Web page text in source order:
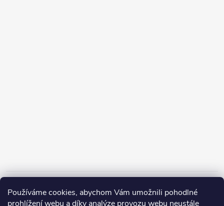
Používáme cookies, abychom Vám umožnili pohodlné
prohlížení webu a díky analýze provozu webu neustále